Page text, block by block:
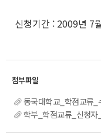
신청기간 : 2009년 7
동국대학교_학점교류
학부_학점교류_신청자